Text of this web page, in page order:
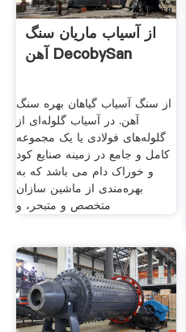
از آسیاب ماریان سنگ
آهن DecobySan
از سنگ آسیاب گیاهان بهره سنگ
آهن. در آسیاب گلوله‌ای از
گلوله‌های فولادی یا یک مجموعه
کامل و جامع در زمینه صنایع کود
و خوراک دام می باشد که به
بهره‌مندی از ماشین سازان
متخصص و متبحر، و